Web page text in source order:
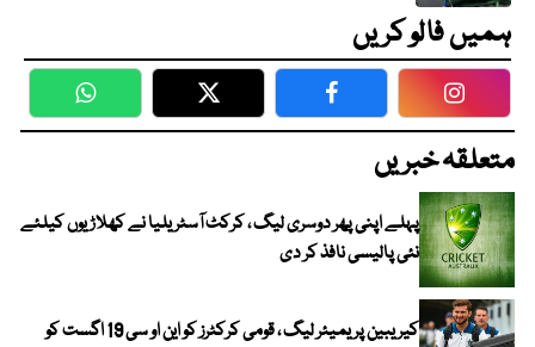
ہمیں فالو کریں
WhatsApp Twitter Facebook
متعلقہ خبریں
پہلے اپنی پھر دوسری لیگ ، کرکٹ آسٹریلیا نے کھلاڑیوں کیلئے
نئی پالیسی نافذ کر دی
کیریبین پریمیئر لیگ ، قومی کرکٹرز کو این او سی 19 اگست کو